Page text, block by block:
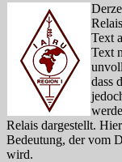
Text
Text
dass
Relais dargestellt.
Bedeutung, der vom
wird.